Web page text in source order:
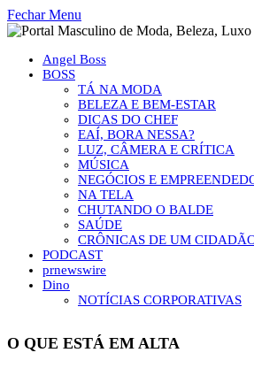
Fechar Menu
Angel Boss
BOSS
TÁ NA MODA
BELEZA E BEM-ESTAR
DICAS DO CHEF
EAÍ, BORA NESSA?
LUZ, CÂMERA E CRÍTICA
MÚSICA
NEGÓCIOS E
NA TELA
CHUTANDO O BALDE
SAÚDE
CRÔNICAS DE UM
PODCAST
prnewswire
Dino
NOTÍCIAS CORPORATIVAS
O QUE ESTÁ EM ALTA